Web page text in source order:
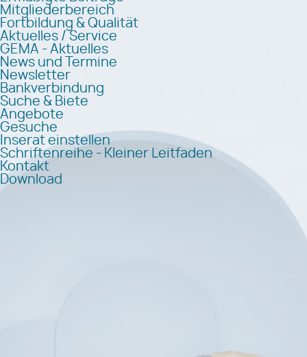
Mitgliederbereich
Fortbildung & Qualität
Aktuelles / Service
GEMA - Aktuelles
News und Termine
Newsletter
Bankverbindung
Suche & Biete
Angebote
Gesuche
Inserat einstellen
Schriftenreihe - Kleiner Leitfaden
Kontakt
Download